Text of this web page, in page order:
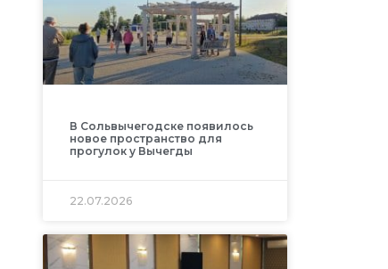
В Сольвычегодске появилось
новое пространство для
прогулок у Вычегды
22.07.2026